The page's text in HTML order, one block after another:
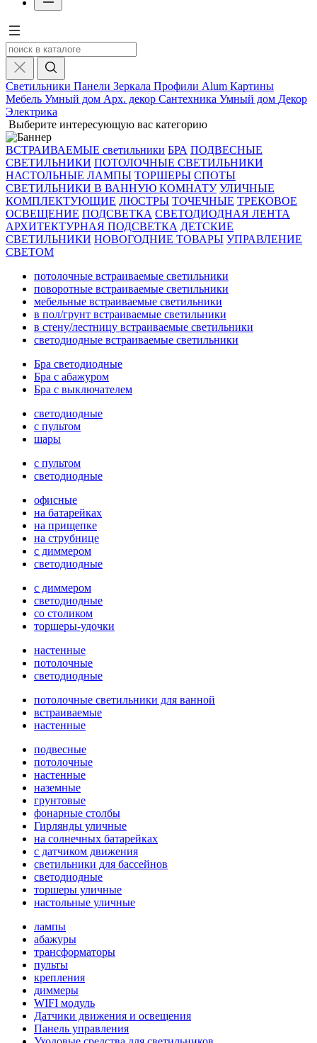
Светильники Панели Зеркала Профили Alum Картины
Мебель Умный дом Арх. декор Сантехника Умный дом Декор
Электрика
Выберите интересующую вас категорию
ВСТРАИВАЕМЫЕ светильники БРА ПОДВЕСНЫЕ
СВЕТИЛЬНИКИ ПОТОЛОЧНЫЕ СВЕТИЛЬНИКИ
НАСТОЛЬНЫЕ ЛАМПЫ ТОРШЕРЫ СПОТЫ
СВЕТИЛЬНИКИ В ВАННУЮ КОМНАТУ УЛИЧНЫЕ
КОМПЛЕКТУЮЩИЕ ЛЮСТРЫ ТОЧЕЧНЫЕ ТРЕКОВОЕ
ОСВЕЩЕНИЕ ПОДСВЕТКА СВЕТОДИОДНАЯ ЛЕНТА
АРХИТЕКТУРНАЯ ПОДСВЕТКА ДЕТСКИЕ
СВЕТИЛЬНИКИ НОВОГОДНИЕ ТОВАРЫ УПРАВЛЕНИЕ
СВЕТОМ
потолочные встраиваемые светильники
поворотные встраиваемые светильники
мебельные встраиваемые светильники
в пол/грунт встраиваемые светильники
в стену/лестницу встраиваемые светильники
светодиодные встраиваемые светильники
Бра светодиодные
Бра с абажуром
Бра с выключателем
светодиодные
с пультом
шары
с пультом
светодиодные
офисные
на батарейках
на прищепке
на струбнице
с диммером
светодиодные
с диммером
светодиодные
со столиком
торшеры-удочки
настенные
потолочные
светодиодные
потолочные светильники для ванной
встраиваемые
настенные
подвесные
потолочные
настенные
наземные
грунтовые
фонарные столбы
Гирлянды уличные
на солнечных батарейках
с датчиком движения
светильники для бассейнов
светодиодные
торшеры уличные
настольные уличные
лампы
абажуры
трансформаторы
пульты
крепления
диммеры
WIFI модуль
Датчики движения и освещения
Панель управления